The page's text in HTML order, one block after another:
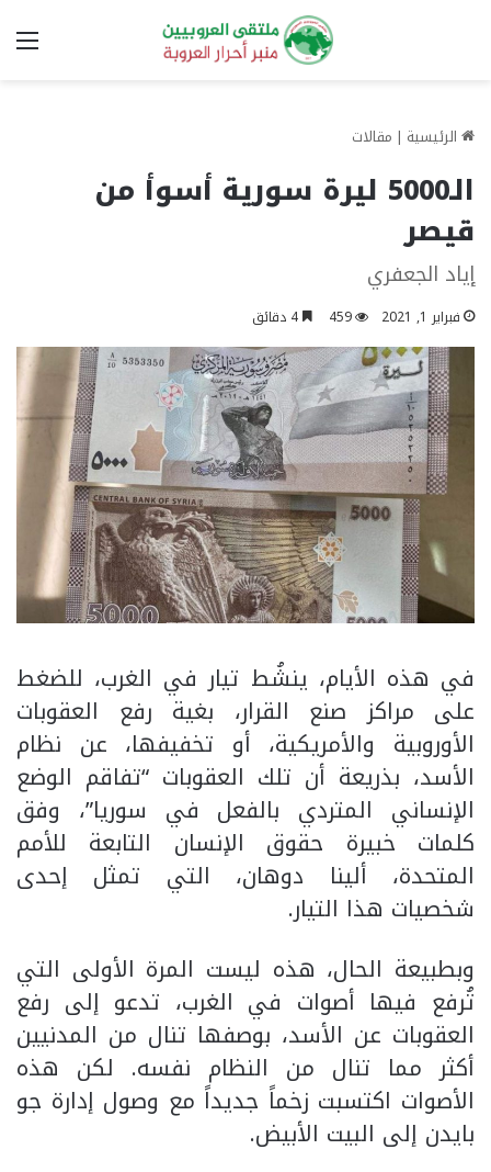
الرئيسية | مقالات
الـ5000 ليرة سورية أسوأ من
قيصر
إياد الجعفري
فبراير 1, 2021 459
في هذه الأيام، ينشُط تيار في الغرب، للضغط
على مراكز صنع القرار، بغية رفع العقوبات
الأوروبية والأمريكية، أو تخفيفها، عن نظام
الأسد، بذريعة أن تلك العقوبات “تفاقم الوضع
الإنساني المتردي بالفعل في سوريا”، وفق
كلمات خبيرة حقوق الإنسان التابعة للأمم
المتحدة، ألينا دوهان، التي تمثل إحدى
شخصيات هذا التيار.
وبطبيعة الحال، هذه ليست المرة الأولى التي
تُرفع فيها أصوات في الغرب، تدعو إلى رفع
العقوبات عن الأسد، بوصفها تنال من المدنيين
أكثر مما تنال من النظام نفسه. لكن هذه
الأصوات اكتسبت زخماً جديداً مع وصول إدارة جو
بايدن إلى البيت الأبيض.